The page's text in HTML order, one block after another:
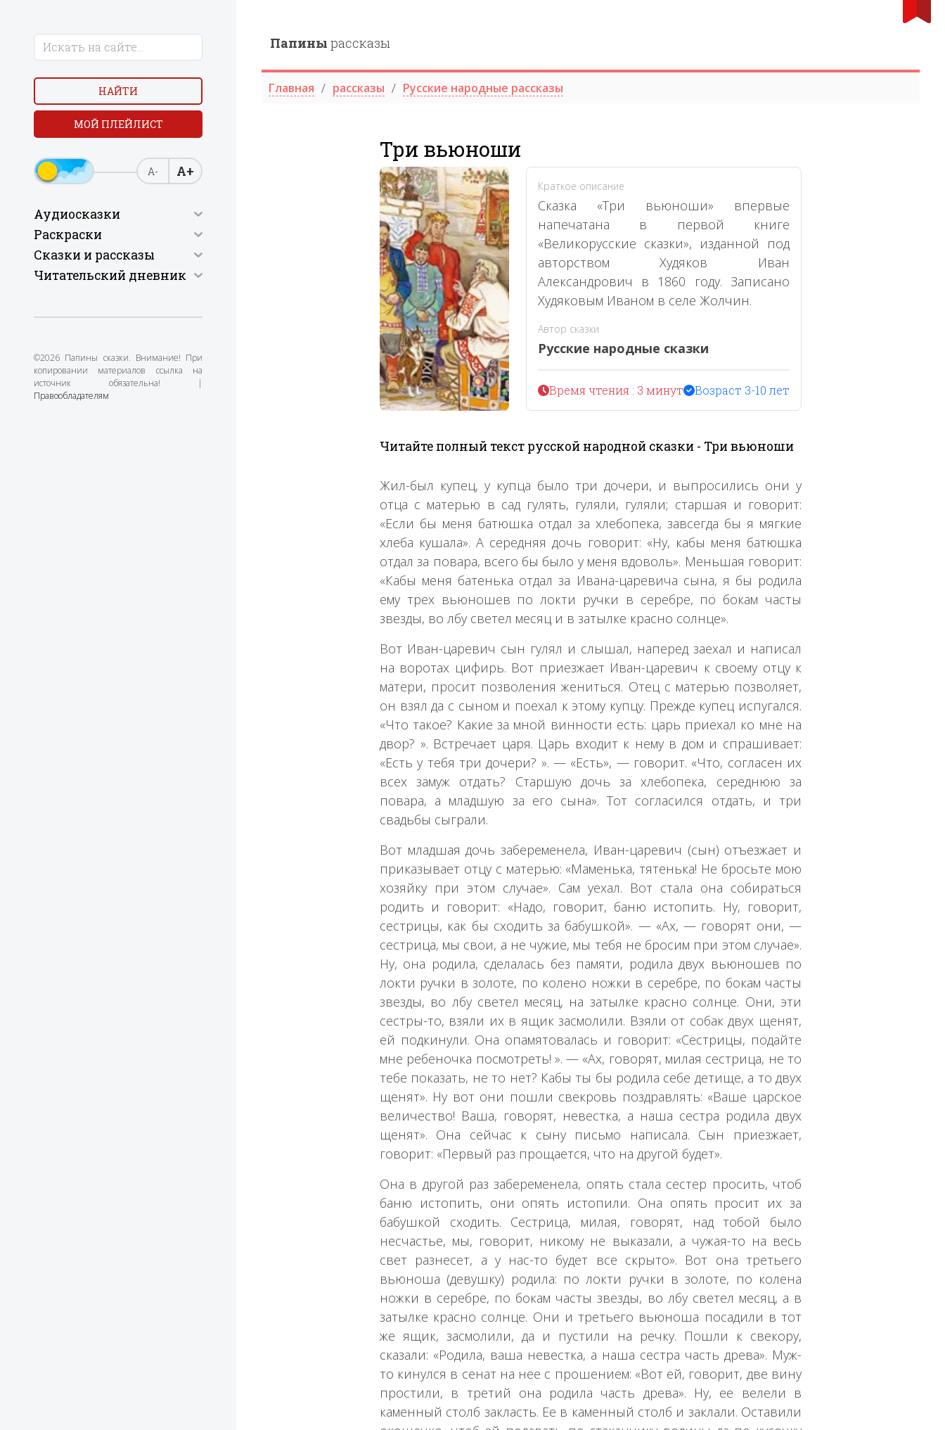
НАЙТИ
МОЙ ПЛЕЙЛИСТ
А- А+
Аудиосказки
Раскраски
Сказки и рассказы
Читательский дневник
©2026 Папины сказки. Внимание! При
копировании материалов ссылка на
источник обязательна! |
Правообладателям
Папины рассказы
Главная рассказы Русские народные рассказы
Три вьюноши
Краткое описание
Сказка «Три вьюноши» впервые
напечатана в первой книге
«Великорусские сказки», изданной под
авторством Худяков Иван
Александрович в 1860 году. Записано
Худяковым Иваном в селе Жолчин.
Автор сказки
Русские народные сказки
Время чтения : 3 минут Возраст 3-10 лет
Читайте полный текст русской народной сказки - Три вьюноши
Жил-был купец, у купца было три дочери, и выпросились они у
отца с матерью в сад гулять, гуляли, гуляли; старшая и говорит:
«Если бы меня батюшка отдал за хлебопека, завсегда бы я мягкие
хлеба кушала». А середняя дочь говорит: «Ну, кабы меня батюшка
отдал за повара, всего бы было у меня вдоволь». Меньшая говорит:
«Кабы меня батенька отдал за Ивана-царевича сына, я бы родила
ему трех вьюношев по локти ручки в серебре, по бокам часты
звезды, во лбу светел месяц и в затылке красно солнце».
Вот Иван-царевич сын гулял и слышал, наперед заехал и написал
на воротах цифирь. Вот приезжает Иван-царевич к своему отцу к
матери, просит позволения жениться. Отец с матерью позволяет,
он взял да с сыном и поехал к этому купцу. Прежде купец испугался.
«Что такое? Какие за мной винности есть: царь приехал ко мне на
двор? ». Встречает царя. Царь входит к нему в дом и спрашивает:
«Есть у тебя три дочери? ». — «Есть», — говорит. «Что, согласен их
всех замуж отдать? Старшую дочь за хлебопека, середнюю за
повара, а младшую за его сына». Тот согласился отдать, и три
свадьбы сыграли.
Вот младшая дочь забеременела, Иван-царевич (сын) отъезжает и
приказывает отцу с матерью: «Маменька, тятенька! Не бросьте мою
хозяйку при этом случае». Сам уехал. Вот стала она собираться
родить и говорит: «Надо, говорит, баню истопить. Ну, говорит,
сестрицы, как бы сходить за бабушкой». — «Ах, — говорят они, —
сестрица, мы свои, а не чужие, мы тебя не бросим при этом случае».
Ну, она родила, сделалась без памяти, родила двух вьюношев по
локти ручки в золоте, по колено ножки в серебре, по бокам часты
звезды, во лбу светел месяц, на затылке красно солнце. Они, эти
сестры-то, взяли их в ящик засмолили. Взяли от собак двух щенят,
ей подкинули. Она опамятовалась и говорит: «Сестрицы, подайте
мне ребеночка посмотреть! ». — «Ах, говорят, милая сестрица, не то
тебе показать, не то нет? Кабы ты бы родила себе детище, а то двух
щенят». Ну вот они пошли свекровь поздравлять: «Ваше царское
величество! Ваша, говорят, невестка, а наша сестра родила двух
щенят». Она сейчас к сыну письмо написала. Сын приезжает,
говорит: «Первый раз прощается, что на другой будет».
Она в другой раз забеременела, опять стала сестер просить, чтоб
баню истопить, они опять истопили. Она опять просит их за
бабушкой сходить. Сестрица, милая, говорят, над тобой было
несчастье, мы, говорит, никому не выказали, а чужая-то на весь
свет разнесет, а у нас-то будет все скрыто». Вот она третьего
вьюноша (девушку) родила: по локти ручки в золоте, по колена
ножки в серебре, по бокам часты звезды, во лбу светел месяц, а в
затылке красно солнце. Они и третьего вьюноша посадили в тот
же ящик, засмолили, да и пустили на речку. Пошли к свекору,
сказали: «Родила, ваша невестка, а наша сестра часть древа». Муж-
то кинулся в сенат на нее с прошением: «Вот ей, говорит, две вину
простили, в третий она родила часть древа». Ну, ее велели в
каменный столб закласть. Ее в каменный столб и заклали. Оставили